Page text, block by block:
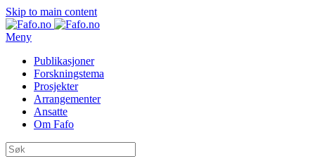
Skip to main content
Meny
Publikasjoner
Forskningstema
Prosjekter
Arrangementer
Ansatte
Om Fafo